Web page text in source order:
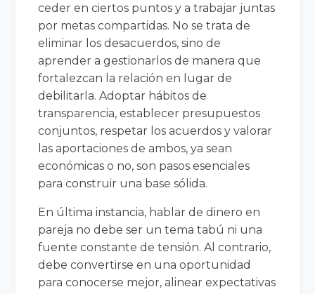
ceder en ciertos puntos y a trabajar juntas
por metas compartidas. No se trata de
eliminar los desacuerdos, sino de
aprender a gestionarlos de manera que
fortalezcan la relación en lugar de
debilitarla. Adoptar hábitos de
transparencia, establecer presupuestos
conjuntos, respetar los acuerdos y valorar
las aportaciones de ambos, ya sean
económicas o no, son pasos esenciales
para construir una base sólida.
En última instancia, hablar de dinero en
pareja no debe ser un tema tabú ni una
fuente constante de tensión. Al contrario,
debe convertirse en una oportunidad
para conocerse mejor, alinear expectativas